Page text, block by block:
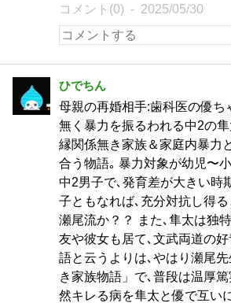
コメント(0) 2025/05/30
ひでちん
母親の再婚相手:歯科医の優ち
無く暴力を振るわれる中2の
縁関係無き家族＆家庭内暴力
合う物語｡ 暴力対象が幼児〜
中2男子で､発育差が大きい時
子ともなれば､充分対抗し得
瀬尾流か？？ また､隼太は独
友や彼女も居て､文武両道の
語と云うよりは､やはり瀬尾
き家族物語」で､普段は温厚
然キレる病を隼太と優で互い